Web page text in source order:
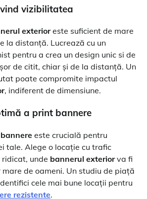
vizibilitatea
exterioreste suficient de mare
la distanță. Lucrează cu un
pentru a crea un design unic si de
de citit, chiar și de la distanță. Un
poate compromite impactul
, indiferent de dimensiune.
a print bannere
este crucială pentru
tale. Alege o locație cu trafic
unde bannerul exteriorva fi
de oameni. Un studiu de piață
cele mai bune locații pentru
rezistente.